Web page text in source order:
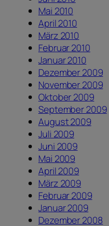
Mai 2010
April 2010
März 2010
Februar 2010
Januar 2010
Dezember 2009
November 2009
Oktober 2009
September 2009
August 2009
Juli 2009
Juni 2009
Mai 2009
April 2009
März 2009
Februar 2009
Januar 2009
Dezember 2008